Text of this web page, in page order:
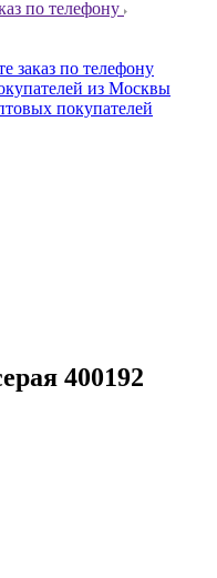
по телефону
заказ по телефону
из Москвы
покупателей
400192